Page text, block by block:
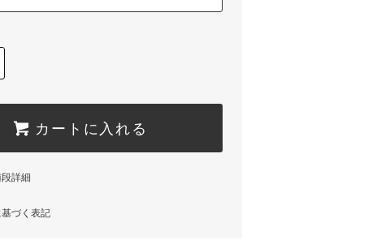
カートに入れる
詳細
づく表記